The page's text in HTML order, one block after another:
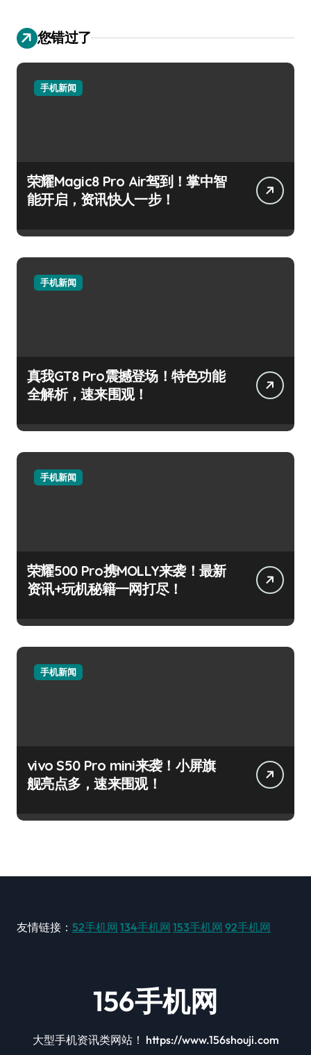
您错过了
手机新闻
荣耀Magic8 Pro Air驾到！掌中智
能开启，资讯快人一步！
手机新闻
真我GT8 Pro震撼登场！特色功能
全解析，速来围观！
手机新闻
荣耀500 Pro携MOLLY来袭！最新
资讯+玩机秘籍一网打尽！
手机新闻
vivo S50 Pro mini来袭！小屏旗
舰亮点多，速来围观！
友情链接： 52手机网 134手机网 153手机网 92手机网
156手机网
大型手机资讯类网站！ https://www.156shouji.com